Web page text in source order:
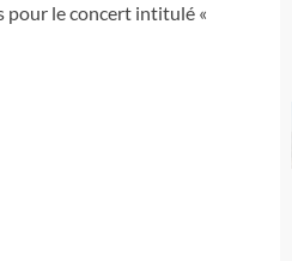
pour le concert intitulé «